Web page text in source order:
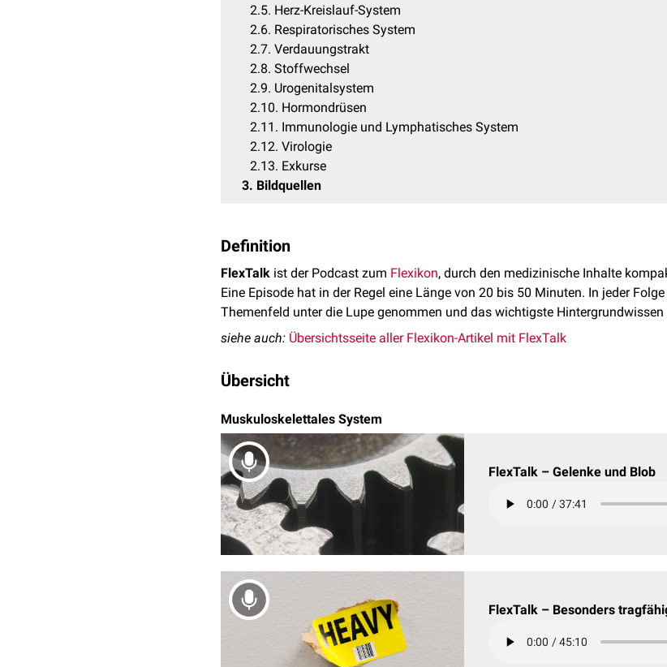
2.5 Herz-Kreislauf-System
2.6 Respiratorisches System
2.7 Verdauungstrakt
2.8 Stoffwechsel
2.9 Urogenitalsystem
2.10 Hormondrüsen
2.11
Immunologie und Lymphatisches System
2.12 Virologie
2.13 Exkurse
3 Bildquellen
Definition
FlexTalk ist der Podcast zum Flexikon, durch den medizinische Inhalte
Eine Episode hat in der Regel eine Länge von 20 bis 50 Minuten. In jeder
Themenfeld unter die Lupe genommen und das wichtigste Hintergrundwissen
siehe auch: Übersichtsseite aller Flexikon-Artikel mit FlexTalk
Übersicht
Muskuloskelettales System
FlexTalk – Gelenke und Blob
FlexTalk – Besonders